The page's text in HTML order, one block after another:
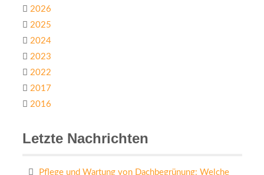
2026
2025
2024
2023
2022
2017
2016
Letzte Nachrichten
Pflege und Wartung von Dachbegrünung: Welche